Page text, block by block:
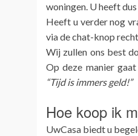
woningen. U heeft
Heeft u verder nog
via de chat-knop
Wij zullen ons best
Op deze manier
“Tijd is immers geld!”
Hoe koop ik
UwCasa biedt u